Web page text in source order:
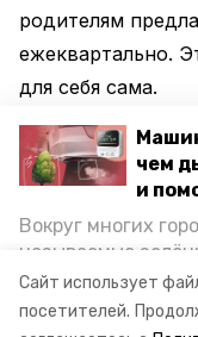
Сайт использует
посетителей.
чем
и
Вокруг многих
называемые
снижающие
газов на
постоянно
родителям
ежеквартально.
для себя сама.
Закон о
президент
2020 года. В
приступили к его
Фото: администрация